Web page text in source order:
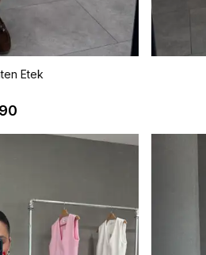
Etek